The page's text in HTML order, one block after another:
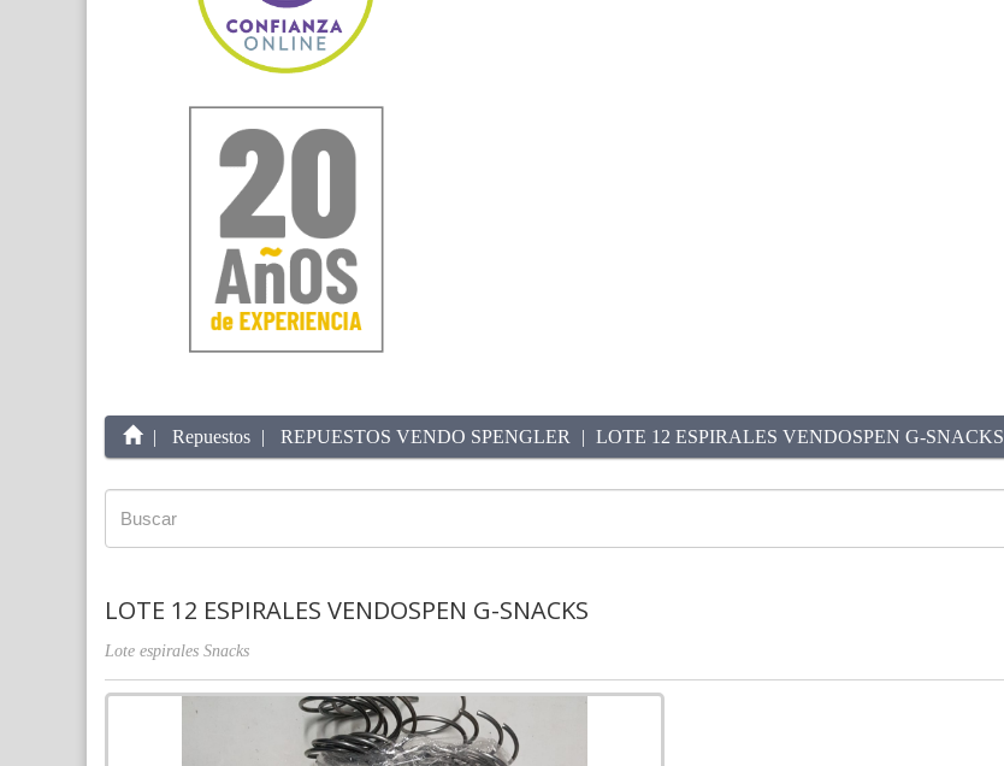
Repuestos REPUESTOS VENDO SPENGLER LOTE 12 ESPIRALES VENDOSPEN G-SNACKS
LOTE 12 ESPIRALES VENDOSPEN G-SNACKS
Lote espirales Snacks